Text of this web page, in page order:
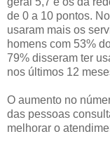
de 0 a 10 pontos.
usaram mais os
homens com 53%
79% disseram ter
nos últimos 12
O aumento no
das pessoas
melhorar o